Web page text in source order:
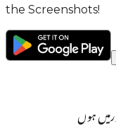
the Screenshots!
ہوں